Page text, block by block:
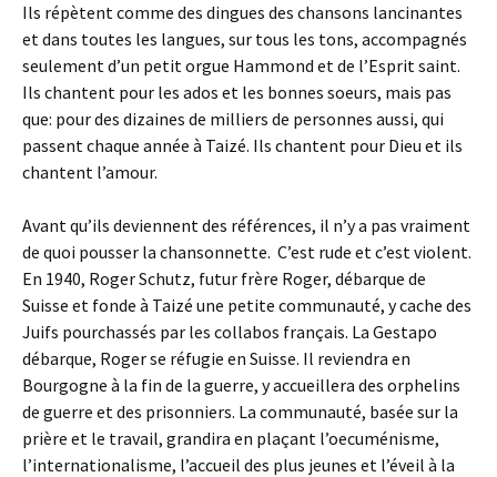
Ils répètent comme des dingues des chansons lancinantes
et dans toutes les langues, sur tous les tons, accompagnés
seulement d’un petit orgue Hammond et de l’Esprit saint.
Ils chantent pour les ados et les bonnes soeurs, mais pas
que: pour des dizaines de milliers de personnes aussi, qui
passent chaque année à Taizé. Ils chantent pour Dieu et ils
chantent l’amour.
Avant qu’ils deviennent des références, il n’y a pas vraiment
de quoi pousser la chansonnette. C’est rude et c’est violent.
En 1940, Roger Schutz, futur frère Roger, débarque de
Suisse et fonde à Taizé une petite communauté, y cache des
Juifs pourchassés par les collabos français. La Gestapo
débarque, Roger se réfugie en Suisse. Il reviendra en
Bourgogne à la fin de la guerre, y accueillera des orphelins
de guerre et des prisonniers. La communauté, basée sur la
prière et le travail, grandira en plaçant l’oecuménisme,
l’internationalisme, l’accueil des plus jeunes et l’éveil à la